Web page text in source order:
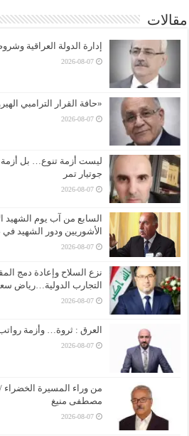
مقالات
إدارة الدولة العراقية
2026-08-07
«حافة القرار الترامبي
2026-08-07
ليست أزمة تنوع… بل أزمة
جوتيار تمر
2026-08-07
السابع من آب يوم الشهيد
الأشوريين ودور الشهيد
2026-08-07
نزع السلاح وإعادة دمج
التجارب الدولية…رياض
2026-08-07
العرق : ثروة… وأزمة
2026-08-07
من وراء المسيرة
مصطفى منيغ
2026-08-07